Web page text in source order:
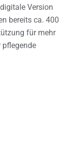
Version
bereits ca. 400
für mehr